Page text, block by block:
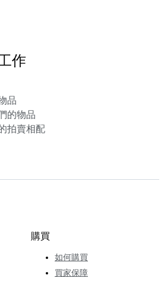
的經驗使Catherine成為我們戰後
專家。在Catawiki，她樂於接觸五
作
品
的物品
拍賣相配
購買
如何購買
買家保障